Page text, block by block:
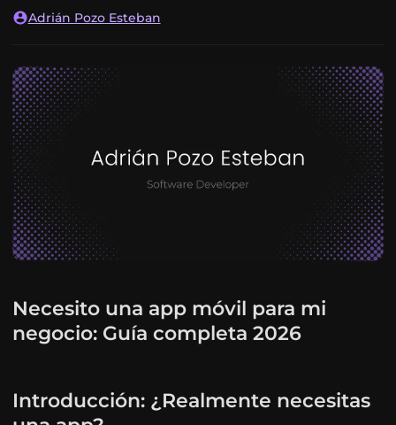
Adrián Pozo Esteban
Necesito una app móvil para mi
negocio: Guía completa 2026
Introducción: ¿Realmente necesitas